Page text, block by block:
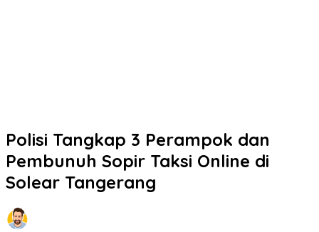
Polisi Tangkap 3 Perampok dan
Pembunuh Sopir Taksi Online di
Solear Tangerang